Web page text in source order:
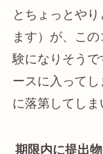
とちょっとや
ます）が、こ
験になりそう
ースに入って
に落第してし
期限内に提出